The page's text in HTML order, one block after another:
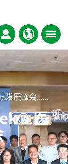
发展峰会......
医